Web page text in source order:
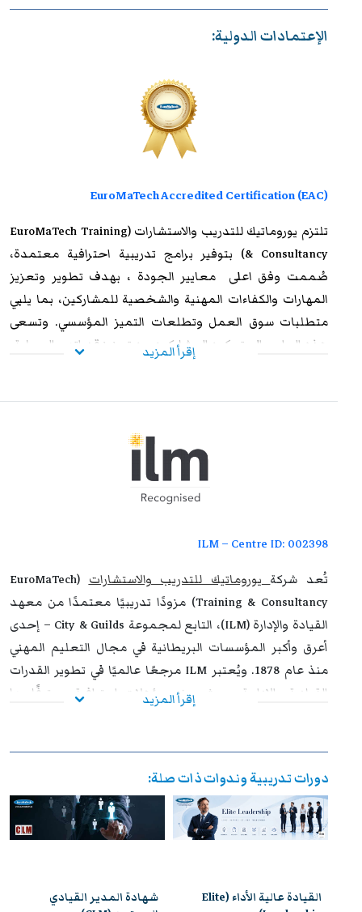
الإعتمادات الدولية:
EuroMaTech Accredited Certification (EAC)
تلتزم يوروماتيك للتدريب
والاستشارات (EuroMaTech Training
& Consultancy) بتوفير برامج تدريبية احترافية معتمدة،
صُممت وفق اعلى معايير الجودة ، بهدف تطوير وتعزيز
المهارات والكفاءات المهنية والشخصية للمشاركين، بما يلبي
متطلبات سوق العمل وتطلعات التميز المؤسسي. وتسعى
هذه البرامج إلى تمكين المشاركين من تعزيز قدراتهم العملية،
بنجاح، يحصل المشاركون على شهادة معتمدة من
تتمتع بالاعتراف والموثوقية إقليميًا ودوليًا، مما يمنحها قيمة
استراتيجية عالية. وتُشكل هذه الشهادة إضافة نوعية لمسار
التطوير المهني، وتفتح للمشاركين آفاقًا واسعة نحو الترقي
إقرأ المزيد
ILM – Centre ID: 002398
تُعد شركة يوروماتيك للتدريب والاستشارات
(EuroMaTech
Training & Consultancy) مزودًا تدريبيًا معتمدًا من معهد
القيادة والإدارة (ILM)، التابع لمجموعة City & Guilds – إحدى
أعرق وأكبر المؤسسات البريطانية في مجال التعليم المهني
منذ عام 1878. ويُعتبر ILM مرجعًا عالميًا في تطوير القدرات
القيادية والإدارية، حيث يمنح مؤهلات احترافية معترفًا بها
إن اعتماد يوروماتيك من ILM يعكس التزامها المستمر بتقديم
برامج تدريبية متوافقة مع أحدث المعايير الدولية، تسهم في
تمكين المشاركين من اكتساب مهارات قيادية وإدارية متقدمة
تساعدهم على تحقيق نتائج ملموسة داخل مؤسساتهم. وتوفر
والتطبيق العملي، بإشراف نخبة من الخبراء والمتخصصين في
إقرأ المزيد
دورات تدريبية وندوات ذات صلة:
القيادة عالية الأداء (Elite
شهادة المدير القيادي